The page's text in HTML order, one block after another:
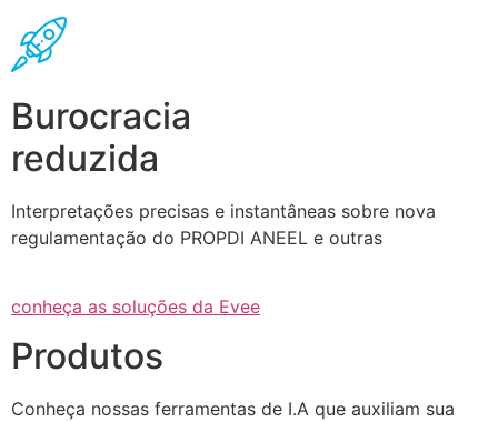
Burocracia
reduzida
Interpretações precisas e instantâneas sobre nova
regulamentação do PROPDI ANEEL e outras
conheça as soluções da Evee
Produtos
Conheça nossas ferramentas de I.A que auxiliam sua